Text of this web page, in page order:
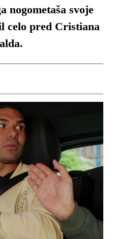
nogometaša svoje
celo pred Cristiana